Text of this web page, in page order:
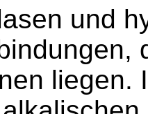
und
liegen.